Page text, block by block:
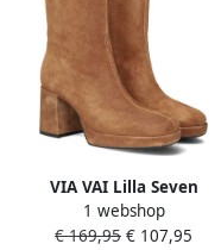
VIA VAI Lilla Seven
Enkellaarsjes dames Licht
cognac
1 webshop
€ 169,95 € 107,95